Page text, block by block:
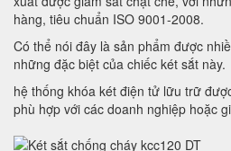
hàng, tiêu chuẩn ISO 9001-2008.
Có thể nói đây là sản phẩm được
những đặc biệt của chiếc két sắt này.
hệ thống khóa két điện tử lữu trữ
phù hợp với các doanh nghiệp hoặc